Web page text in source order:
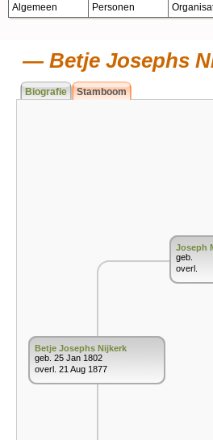
Algemeen Personen
Betje Josephs
Biografie Stamboom
Betje Josephs Nijkerk
geb. 25 Jan 1802
overl. 21 Aug 1877
Joseph
geb.
overl.